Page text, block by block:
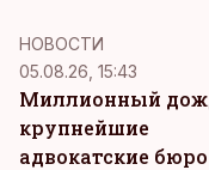
НОВОСТИ
05.08.26, 15:43
Миллионный
крупнейшие
адвокатские бюро